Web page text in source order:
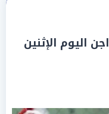
اليوم الإثنين